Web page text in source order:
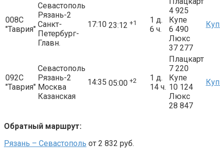
008С
"Таврия"
Севастополь
Рязань-2
Санкт-
Петербург-
Главн.
17:10 23:12 +1
1 д.
6 ч.
4 925
Купе
6 490
Люкс
37 277
092С
"Таврия"
Севастополь
Рязань-2
Москва
Казанская
14:35 05:00 +2
1 д.
14 ч.
Плацкарт
7 220
Купе
10 124
Люкс
28 847
Обратный маршрут:
Рязань – Севастополь от 2 832 руб.